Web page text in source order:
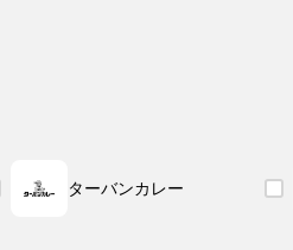
ターバンカレー